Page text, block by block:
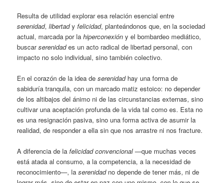
Resulta de utilidad explorar esa relación esencial entre
serenidad,libertadyfelicidad, planteándonos que, en la sociedad
actual, marcada por lahiperconexión y el bombardeo mediático,
buscarserenidades un acto radical de libertad personal, con
impacto no solo individual, sino también colectivo.
En el corazón de la idea deserenidadhay una forma de
sabiduría tranquila, con un marcado matiz estoico: no depender
de los altibajos del ánimo ni de las circunstancias externas, sino
cultivar una aceptación profunda de la vida tal como es. Esta no
es una resignación pasiva, sino una forma activa de asumir la
realidad, de responder a ella sin que nos arrastre ni nos fracture.
A diferencia de lafelicidad convencional—que muchas veces
está atada al consumo, a la competencia, a la necesidad de
reconocimiento—, laserenidadno depende de tener más, ni de